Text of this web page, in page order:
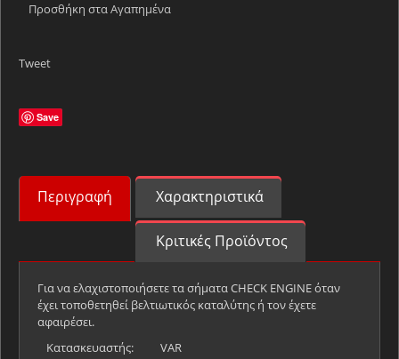
Προσθήκη στα Αγαπημένα
Tweet
Save
Περιγραφή Χαρακτηριστικά
Κριτικές Προϊόντος
Για να ελαχιστοποιήσετε τα σήματα CHECK ENGINE όταν
έχει τοποθετηθεί βελτιωτικός καταλύτης ή τον έχετε
αφαιρέσει.
Κατασκευαστής:
VAR